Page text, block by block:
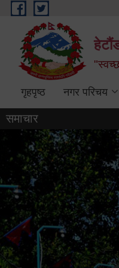
Skip to main content
गृहपृष्ठ नगर परिचय
समाचार